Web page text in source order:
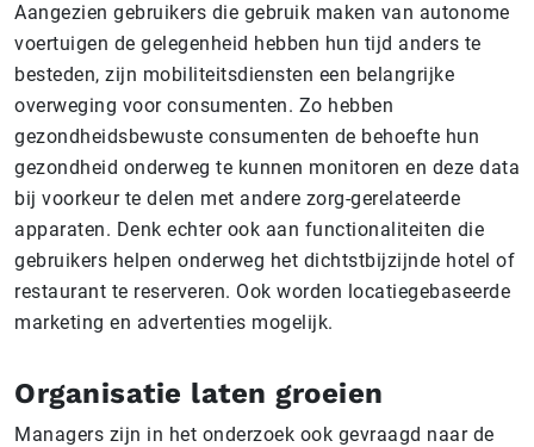
Aangezien gebruikers die gebruik maken van autonome
voertuigen de gelegenheid hebben hun tijd anders te
besteden, zijn mobiliteitsdiensten een belangrijke
overweging voor consumenten. Zo hebben
gezondheidsbewuste consumenten de behoefte hun
gezondheid onderweg te kunnen monitoren en deze data
bij voorkeur te delen met andere zorg-gerelateerde
apparaten. Denk echter ook aan functionaliteiten die
gebruikers helpen onderweg het dichtstbijzijnde hotel of
restaurant te reserveren. Ook worden locatiegebaseerde
marketing en advertenties mogelijk.
Organisatie laten groeien
Managers zijn in het onderzoek ook gevraagd naar de